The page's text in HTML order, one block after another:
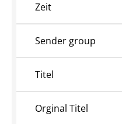
Zeit
Sender group
Titel
Orginal Titel